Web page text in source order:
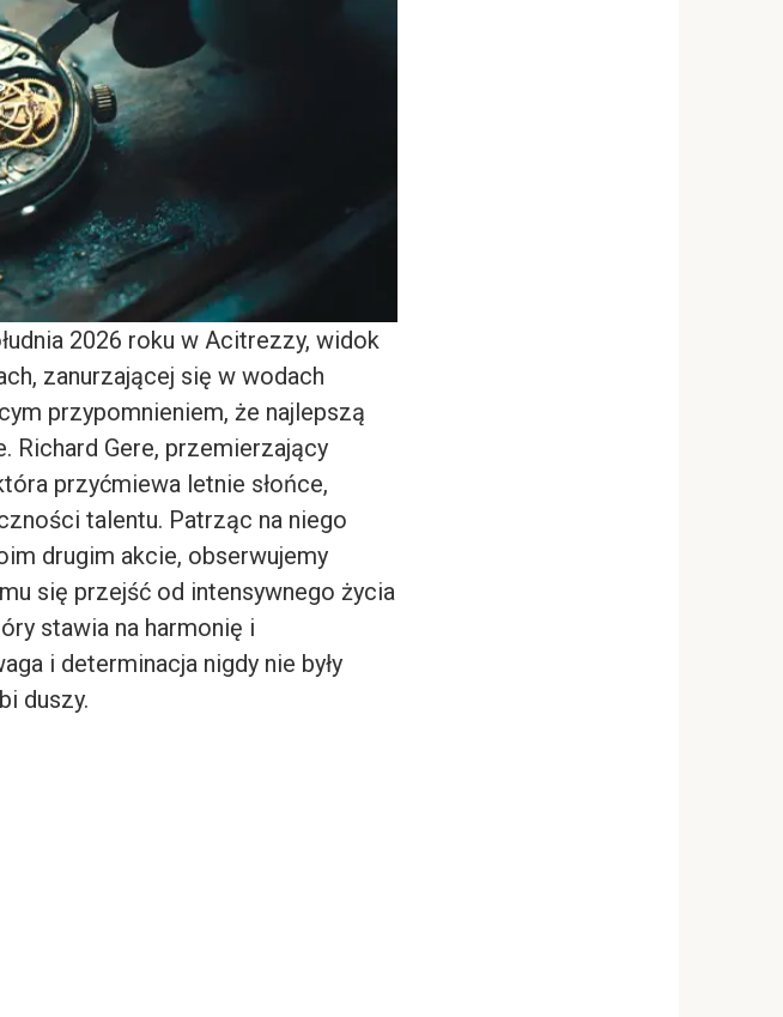
2026 roku w Acitrezzy, widok
zanurzającej się w wodach
przypomnieniem, że najlepszą
Richard Gere, przemierzający
przyćmiewa letnie słońce,
talentu. Patrząc na niego
drugim akcie, obserwujemy
się przejść od intensywnego życia
stawia na harmonię i
i determinacja nigdy nie były
duszy.